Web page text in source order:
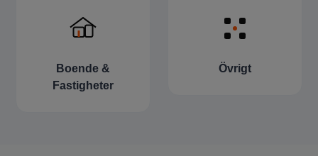
Boende &
Fastigheter
Övrigt